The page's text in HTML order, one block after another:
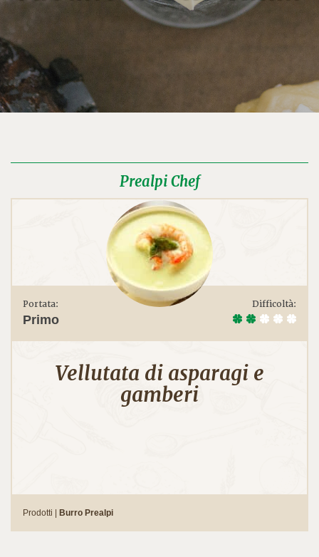
Prealpi Chef
Portata:
Primo
Difficoltà:
Vellutata di asparagi e
gamberi
Prodotti | Burro Prealpi